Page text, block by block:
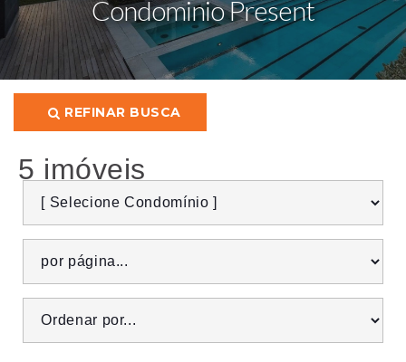
Condominio Present
REFINAR BUSCA
5 imóveis